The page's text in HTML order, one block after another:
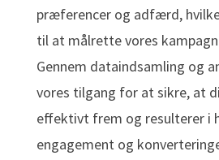
præferencer og adfærd,
til at målrette vores
Gennem dataindsamling og
vores tilgang for at sikre, at
effektivt frem og resulterer i
engagement og